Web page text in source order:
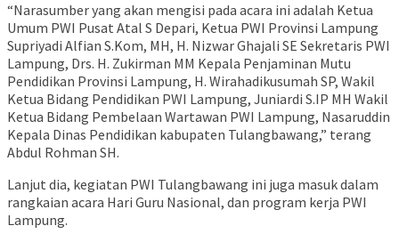
“Narasumber yang akan mengisi pada acara ini adalah Ketua
Umum PWI Pusat Atal S Depari, Ketua PWI Provinsi Lampung
Supriyadi Alfian S.Kom, MH, H. Nizwar Ghajali SE Sekretaris PWI
Lampung, Drs. H. Zukirman MM Kepala Penjaminan Mutu
Pendidikan Provinsi Lampung, H. Wirahadikusumah SP, Wakil
Ketua Bidang Pendidikan PWI Lampung, Juniardi S.IP MH Wakil
Ketua Bidang Pembelaan Wartawan PWI Lampung, Nasaruddin
Kepala Dinas Pendidikan kabupaten Tulangbawang,” terang
Abdul Rohman SH.
Lanjut dia, kegiatan PWI Tulangbawang ini juga masuk dalam
rangkaian acara Hari Guru Nasional, dan program kerja PWI
Lampung.